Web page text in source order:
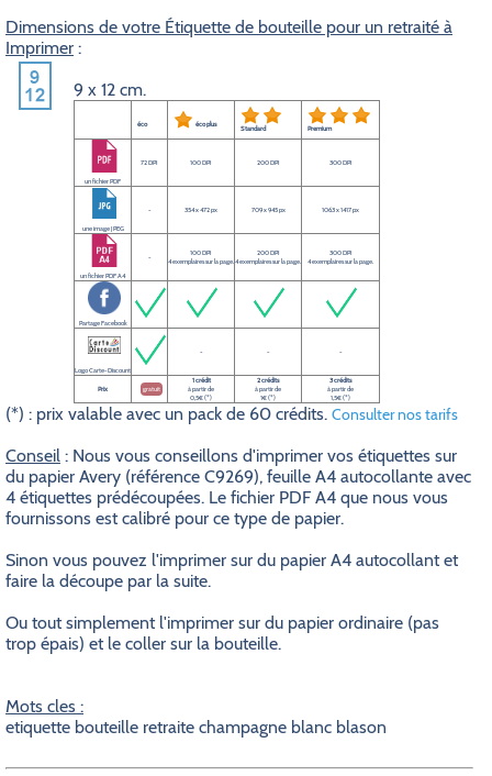
Dimensions de votre Étiquette de bouteille pour un retraité à
Imprimer :
9 x 12 cm.
éco éco plus Standard Premium
un fichier PDF
72 DPI 100 DPI 200 DPI 300 DPI
une image JPEG
- 354 x 472 px 709 x 945 px 1063 x 1417 px
un fichier PDF A4
-
100 DPI
4 exemplaires sur la page.
200 DPI
4 exemplaires sur la page.
300 DPI
4 exemplaires sur la page.
Partage Facebook
Logo Carte-Discount
- - -
Prix gratuit
1 crédit
à partir de
0,5€ (*)
2 crédits
à partir de
1€ (*)
3 crédits
à partir de
1,5€ (*)
(*) : prix valable avec un pack de 60 crédits. Consulter nos tarifs
Conseil : Nous vous conseillons d'imprimer vos étiquettes sur
du papier Avery (référence C9269), feuille A4 autocollante avec
4 étiquettes prédécoupées. Le fichier PDF A4 que nous vous
fournissons est calibré pour ce type de papier.
Sinon vous pouvez l'imprimer sur du papier A4 autocollant et
faire la découpe par la suite.
Ou tout simplement l'imprimer sur du papier ordinaire (pas
trop épais) et le coller sur la bouteille.
Mots cles :
etiquette bouteille retraite champagne blanc blason